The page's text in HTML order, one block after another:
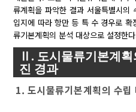
류계획을 파악한 결과 서울특별시의
입지에 따라 항만 등 특 수 경우로 확
류기본계획의 분석 대상으로 설정한
Ⅱ. 도시물류기본계
진 경과
1. 도시물류기본계획의 수립